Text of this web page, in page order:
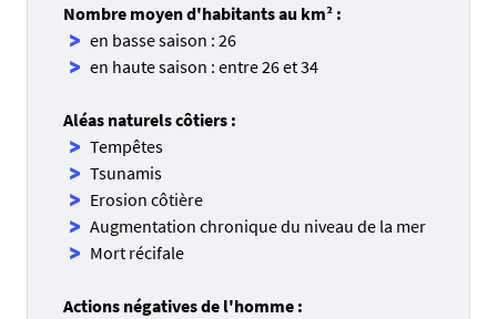
Nombre moyen d'habitants au km² :
en basse saison : 26
en haute saison : entre 26 et 34
Aléas naturels côtiers :
Tempêtes
Tsunamis
Erosion côtière
Augmentation chronique du niveau de la mer
Mort récifale
Actions négatives de l'homme :